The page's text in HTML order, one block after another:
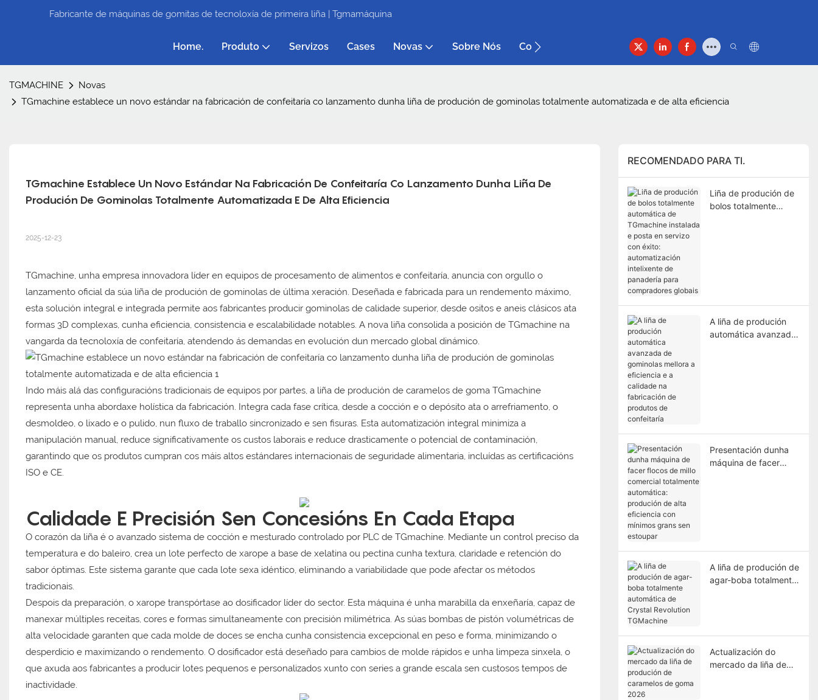
Fabricante de máquinas de gomitas de tecnoloxía de primeira liña | Tgmamáquina
Home. Produto Servizos Cases Novas Sobre Nós Contacto
TGMACHINE
Novas
TGmachine establece un novo estándar na fabricación de confeitaría co lanzamento dunha liña de produción de gominolas totalmente automatizada e de alta eficiencia
TGmachine Establece Un Novo Estándar Na Fabricación De Confeitaría Co Lanzamento Dunha Liña De
Produción De Gominolas Totalmente Automatizada E De Alta Eficiencia
2025-12-23
TGmachine, unha empresa innovadora líder en equipos de procesamento de alimentos e confeitaría, anuncia con orgullo o
lanzamento oficial da súa liña de produción de gominolas de última xeración. Deseñada e fabricada para un rendemento máximo,
esta solución integral e integrada permite aos fabricantes producir gominolas de calidade superior, desde ositos e aneis clásicos ata
formas 3D complexas, cunha eficiencia, consistencia e escalabilidade notables. A nova liña consolida a posición de TGmachine na
vangarda da tecnoloxía de confeitaría, atendendo ás demandas en evolución dun mercado global dinámico.
Indo máis alá das configuracións tradicionais de equipos por partes, a liña de produción de caramelos de goma TGmachine
representa unha abordaxe holística da fabricación. Integra cada fase crítica, desde a cocción e o depósito ata o arrefriamento, o
desmoldeo, o lixado e o pulido, nun fluxo de traballo sincronizado e sen fisuras. Esta automatización integral minimiza a
manipulación manual, reduce significativamente os custos laborais e reduce drasticamente o potencial de contaminación,
garantindo que os produtos cumpran cos máis altos estándares internacionais de seguridade alimentaria, incluídas as certificacións
ISO e CE.
Calidade E Precisión Sen Concesións En Cada Etapa
O corazón da liña é o avanzado sistema de cocción e mesturado controlado por PLC de TGmachine. Mediante un control preciso da
temperatura e do baleiro, crea un lote perfecto de xarope a base de xelatina ou pectina cunha textura, claridade e retención do
sabor óptimas. Este sistema garante que cada lote sexa idéntico, eliminando a variabilidade que pode afectar os métodos
tradicionais.
Despois da preparación, o xarope transpórtase ao dosificador líder do sector. Esta máquina é unha marabilla da enxeñaría, capaz de
manexar múltiples receitas, cores e formas simultaneamente con precisión milimétrica. As súas bombas de pistón volumétricas de
alta velocidade garanten que cada molde de doces se encha cunha consistencia excepcional en peso e forma, minimizando o
desperdicio e maximizando o rendemento. O dosificador está deseñado para cambios de molde rápidos e unha limpeza sinxela, o
que axuda aos fabricantes a producir lotes pequenos e personalizados xunto con series a grande escala sen custosos tempos de
inactividade.
RECOMENDADO PARA TI.
Liña de produción de
bolos totalmente
A liña de produción
automática avanzada
Presentación dunha
máquina de facer
A liña de produción de
agar-boba totalmente
Actualización do
mercado da liña de